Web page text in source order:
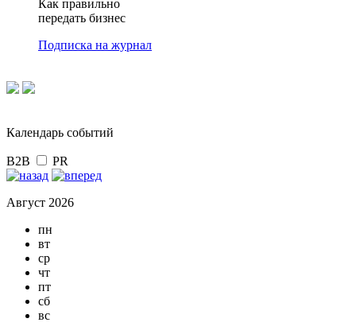
Как правильно
передать бизнес
Подписка на журнал
Календарь событий
B2B PR
Август 2026
пн
вт
ср
чт
пт
сб
вс